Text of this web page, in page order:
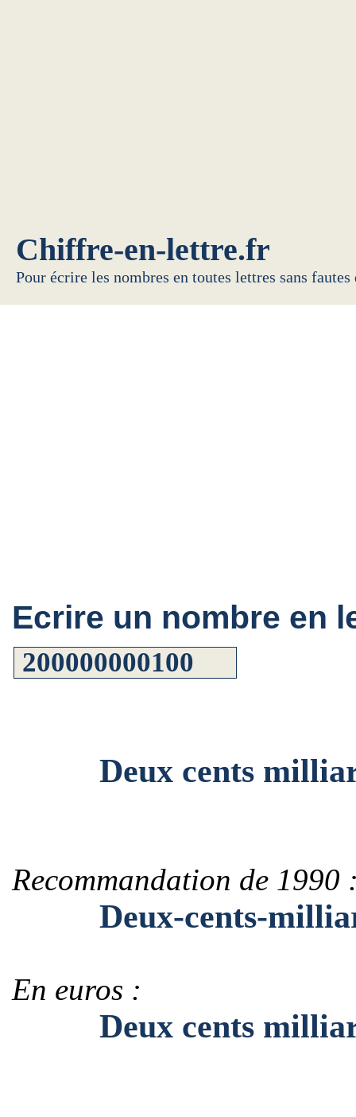
Chiffre-en-lettre.fr
Pour écrire les nombres en toutes lettres sans
Ecrire un nombre en
Deux cents
Recommandation de 1990
Deux-cents-
En euros :
Deux cents